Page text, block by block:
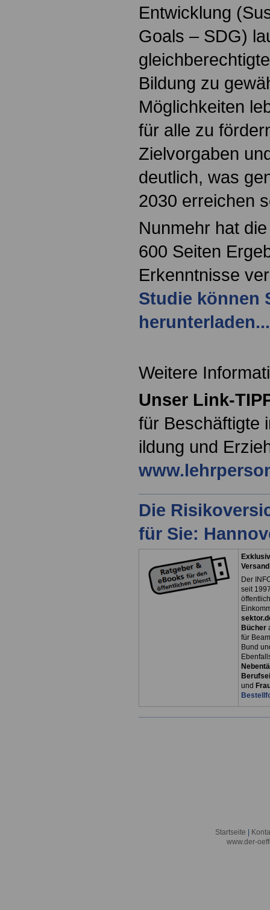
Entwicklung
Goals – SDG)
Bildung zu
Möglichkeiten
für alle zu
Zielvorgaben
deutlich, was
2030 erreichen
Nunmehr hat
600 Seiten
Erkenntnisse
Studie können
herunterladen...
Weitere
Unser Link-
für Beschäftigte
ildung und
Die
für Sie:
Der
seit
Bücher
für
Bund
und
Startseite
www.der-